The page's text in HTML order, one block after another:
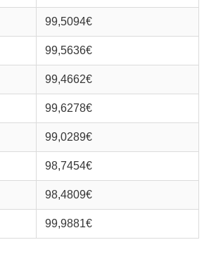
99,5094€
99,5636€
99,4662€
99,6278€
99,0289€
98,7454€
98,4809€
99,9881€